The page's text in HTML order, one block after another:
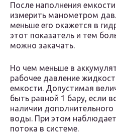
После наполнения
измерить манометром
меньше его окажется в
этот показатель и тем
можно закачать.
Но чем меньше в
рабочее давление
емкости. Допустимая
быть равной 1 бару, если
наличии
воды. При этом
потока в системе.